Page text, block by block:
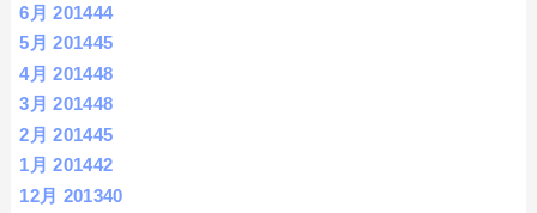
6月 201444
5月 201445
4月 201448
3月 201448
2月 201445
1月 201442
12月 201340